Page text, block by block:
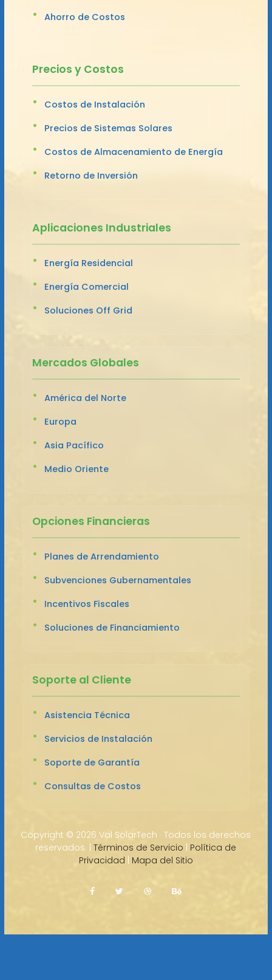
Ahorro de Costos
Precios y Costos
Costos de Instalación
Precios de Sistemas Solares
Costos de Almacenamiento de Energía
Retorno de Inversión
Aplicaciones Industriales
Energía Residencial
Energía Comercial
Soluciones Off Grid
Mercados Globales
América del Norte
Europa
Asia Pacífico
Medio Oriente
Opciones Financieras
Planes de Arrendamiento
Subvenciones Gubernamentales
Incentivos Fiscales
Soluciones de Financiamiento
Soporte al Cliente
Asistencia Técnica
Servicios de Instalación
Soporte de Garantía
Consultas de Costos
Copyright © 2026 Val SolarTech · Todos los derechos
reservados. |Términos de Servicio | Política de
Privacidad | Mapa del Sitio